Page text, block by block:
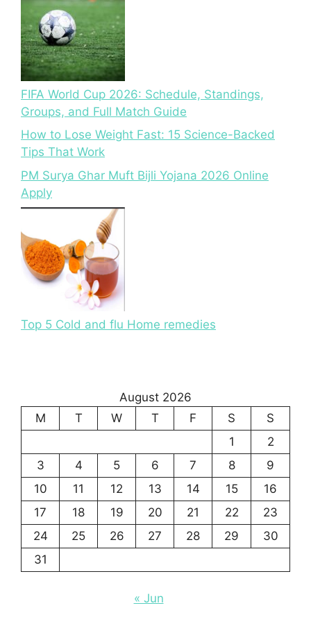
FIFA World Cup 2026: Schedule, Standings,
Groups, and Full Match Guide
How to Lose Weight Fast: 15 Science-Backed
Tips That Work
PM Surya Ghar Muft Bijli Yojana 2026 Online
Apply
Top 5 Cold and flu Home remedies
August 2026
M
T W T F S
S
1
2
3
4 5 6 7 8
9
10
11 12 13 14 15
16
17
18 19 20 21 22
23
24
25 26 27 28 29
30
31
« Jun